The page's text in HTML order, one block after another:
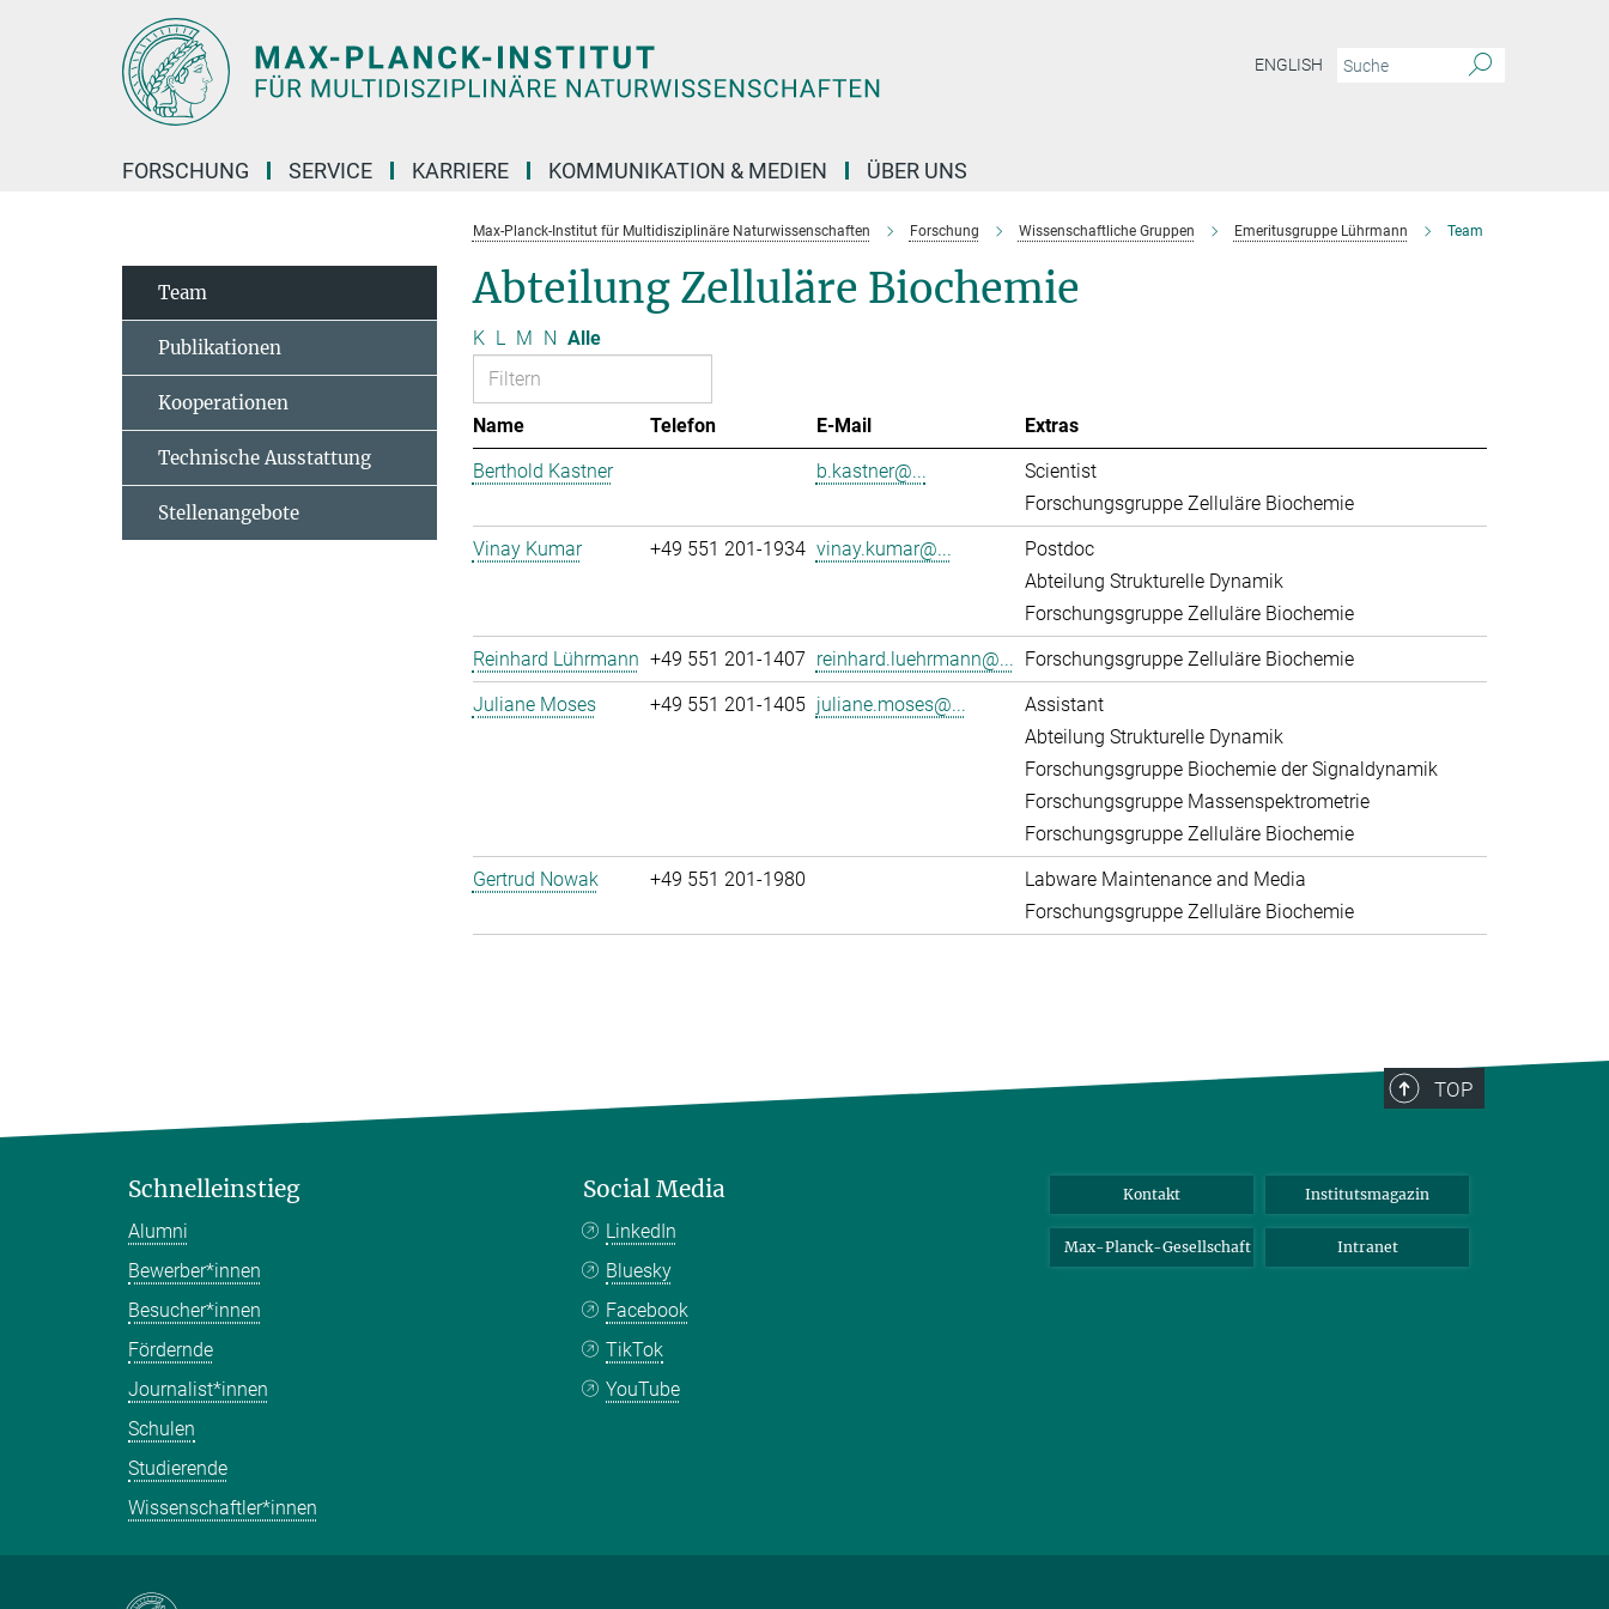
ENGLISH
FORSCHUNG SERVICE KARRIERE KOMMUNIKATION & MEDIEN ÜBER UNS
Max-Planck-Institut für Multidisziplinäre Naturwissenschaften Forschung Wissenschaftliche Gruppen Emeritusgruppe Lührmann Team
Abteilung Zelluläre Biochemie
K L M N Alle
Name Telefon E-Mail
Extras
Berthold Kastner
b.kastner@...
Scientist
Forschungsgruppe Zelluläre Biochemie
Vinay Kumar
+49 551 201-1934 vinay.kumar@...
Postdoc
Abteilung Strukturelle Dynamik
Forschungsgruppe Zelluläre Biochemie
Reinhard Lührmann +49 551 201-1407 reinhard.luehrmann@... Forschungsgruppe Zelluläre Biochemie
Juliane Moses
+49 551 201-1405 juliane.moses@...
Assistant
Abteilung Strukturelle Dynamik
Forschungsgruppe Biochemie der Signaldynamik
Forschungsgruppe Massenspektrometrie
Forschungsgruppe Zelluläre Biochemie
Gertrud Nowak
+49 551 201-1980
Labware Maintenance and Media
Forschungsgruppe Zelluläre Biochemie
Team
Publikationen
Kooperationen
Technische Ausstattung
Stellenangebote
TOP
Schnelleinstieg
Alumni
Bewerber*innen
Besucher*innen
Fördernde
Journalist*innen
Schulen
Studierende
Wissenschaftler*innen
Social Media
LinkedIn
Bluesky
Facebook
TikTok
YouTube
Kontakt Institutsmagazin
Max-Planck-Gesellschaft Intranet